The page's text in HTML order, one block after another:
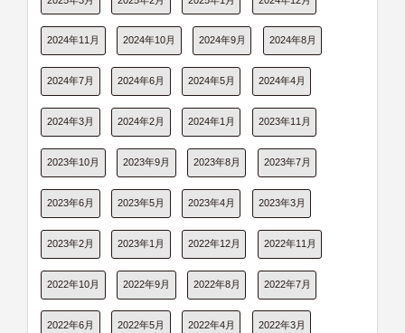
2024年11月 2024年10月 2024年9月 2024年8月
2024年7月 2024年6月 2024年5月 2024年4月
2024年3月 2024年2月 2024年1月 2023年11月
2023年10月 2023年9月 2023年8月 2023年7月
2023年6月 2023年5月 2023年4月 2023年3月
2023年2月 2023年1月 2022年12月 2022年11月
2022年10月 2022年9月 2022年8月 2022年7月
2022年6月 2022年5月 2022年4月 2022年3月